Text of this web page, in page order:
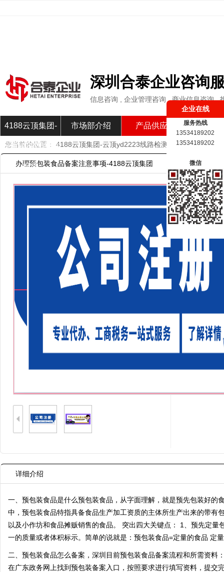
深圳合泰企业咨询
信息咨询 , 企业管理咨询 , 商业信息咨询 ,
4188云顶集团-
云顶yd2223线路
检测
市场部介绍 产品供应 市场部
您当前的位置： 4188云顶集团-云顶yd2223线路检测 产品供应»办
办理预包装食品备案注意事项-4188云顶集团
详细介绍
一、预包装食品是什么预包装食品，从字面理解，就是预先包装好
中，预包装食品特指具备食品生产加工资质的主体所生产出来的带
以及小作坊和食品摊贩销售的食品。 突出四大关键点： 1、预先定
一的质量或者体积标示。简单的说就是：预包装食品=定量的食品 定
二、预包装食品怎么备案，深圳目前预包装食品备案流程和所需资
在广东政务网上找到预包装备案入口，按照要求进行填写资料，提
企业在线
服务热线
13534189202
13534189202
微信